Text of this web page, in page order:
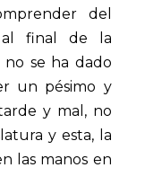
del
al final de la
no se ha dado
un pésimo y
y mal, no
y esta, la
las manos en